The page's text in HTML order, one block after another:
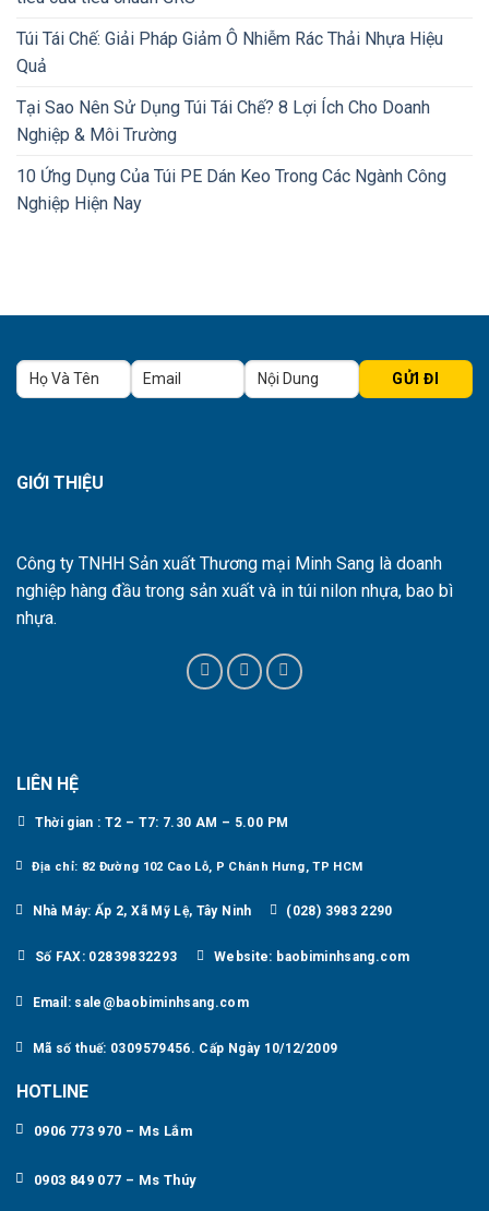
Túi Tái Chế: Giải Pháp Giảm Ô Nhiễm Rác Thải Nhựa Hiệu
Quả
Tại Sao Nên Sử Dụng Túi Tái Chế? 8 Lợi Ích Cho Doanh
Nghiệp & Môi Trường
10 Ứng Dụng Của Túi PE Dán Keo Trong Các Ngành Công
Nghiệp Hiện Nay
GIỚI THIỆU
Công ty TNHH Sản xuất Thương mại Minh Sang là doanh
nghiệp hàng đầu trong sản xuất và in túi nilon nhựa, bao bì
nhựa.
LIÊN HỆ
Thời gian : T2 – T7: 7.30 AM – 5.00 PM
Địa chỉ: 82 Đường 102 Cao Lỗ, P Chánh Hưng, TP HCM
Nhà Máy: Ấp 2, Xã Mỹ Lệ, Tây Ninh (028) 3983 2290
Số FAX: 02839832293 Website: baobiminhsang.com
Email: sale@baobiminhsang.com
Mã số thuế: 0309579456. Cấp Ngày 10/12/2009
HOTLINE
0906 773 970 – Ms Lắm
0903 849 077 – Ms Thúy